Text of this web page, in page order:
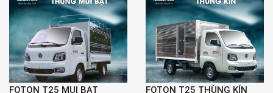
FOTON T25 MUI BẠT
FOTON T25 THÙNG KÍN